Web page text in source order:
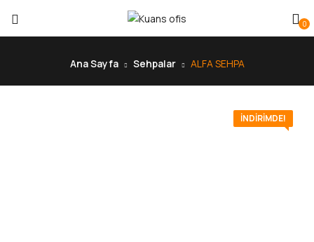
0
Ana Sayfa Sehpalar ALFA SEHPA
İNDIRIMDE!